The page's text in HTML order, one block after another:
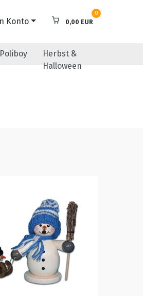
Konto
0
0,00 EUR
Poliboy
Herbst &
Halloween